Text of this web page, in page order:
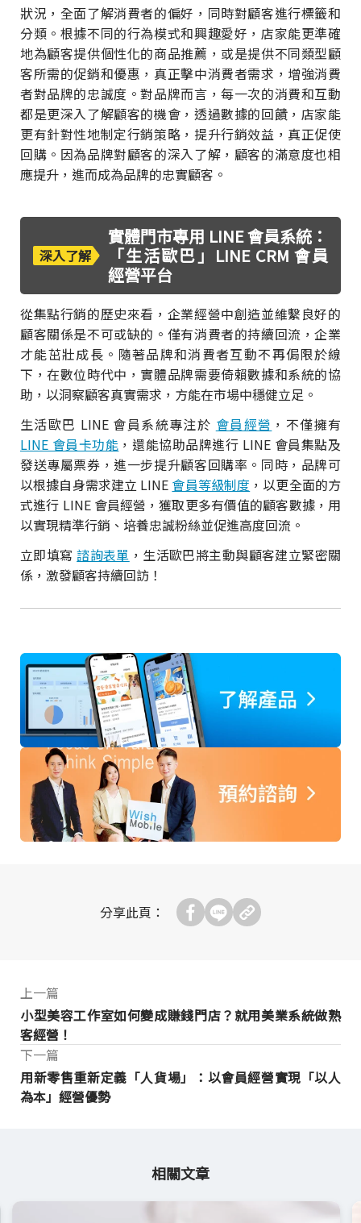
狀況，全面了解消費者的偏好，同時對顧客進行標籤和
分類。根據不同的行為模式和興趣愛好，店家能更準確
地為顧客提供個性化的商品推薦，或是提供不同類型顧
客所需的促銷和優惠，真正擊中消費者需求，增強消費
者對品牌的忠誠度。對品牌而言，每一次的消費和互動
都是更深入了解顧客的機會，透過數據的回饋，店家能
更有針對性地制定行銷策略，提升行銷效益，真正促使
回購。因為品牌對顧客的深入了解，顧客的滿意度也相
應提升，進而成為品牌的忠實顧客。
深入了解
實體門市專用 LINE 會員系統：
「生活歐巴」LINE CRM 會員
經營平台
從集點行銷的歷史來看，企業經營中創造並維繫良好的
顧客關係是不可或缺的。僅有消費者的持續回流，企業
才能茁壯成長。隨著品牌和消費者互動不再侷限於線
下，在數位時代中，實體品牌需要倚賴數據和系統的協
助，以洞察顧客真實需求，方能在市場中穩健立足。
生活歐巴 LINE 會員系統專注於 會員經營 ，不僅擁有
LINE 會員卡功能 ，還能協助品牌進行 LINE 會員集點及
發送專屬票券，進一步提升顧客回購率。同時，品牌可
以根據自身需求建立 LINE 會員等級制度 ，以更全面的方
式進行 LINE 會員經營，獲取更多有價值的顧客數據，用
以實現精準行銷、培養忠誠粉絲並促進高度回流。
立即填寫諮詢表單 ，生活歐巴將主動與顧客建立緊密關
係，激發顧客持續回訪！
分享此頁：
上一篇
小型美容工作室如何變成賺錢門店？就用美業系統做熟
客經營！
用新零售重新定義「人貨場」：以會員經營實現「以人
為本」經營優勢
下一篇
相關文章